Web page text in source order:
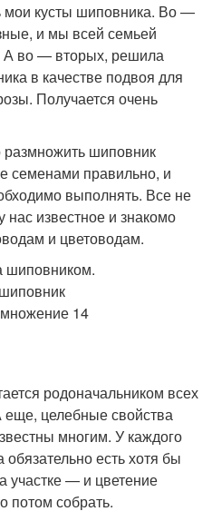
кусты шиповника. Во —
и мы всей семьей
А во — вторых, решила
в качестве подвоя для
Получается очень
размножить шиповник
семенами правильно, и
выполнять. Все не
нас известное и знакомо
и цветоводам.
родоначальником всех
еще, целебные свойства
многим. У каждого
есть хотя бы
участке — и цветение
потом собрать.